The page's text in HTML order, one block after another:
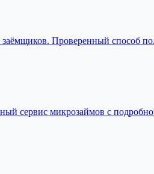
Проверенный способ
сервис микрозаймов с